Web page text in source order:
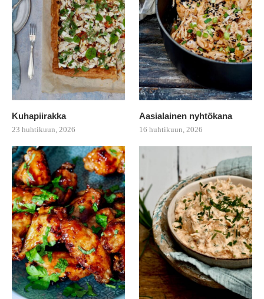
Kuhapiirakka
23 huhtikuun, 2026
Aasialainen nyhtökana
16 huhtikuun, 2026